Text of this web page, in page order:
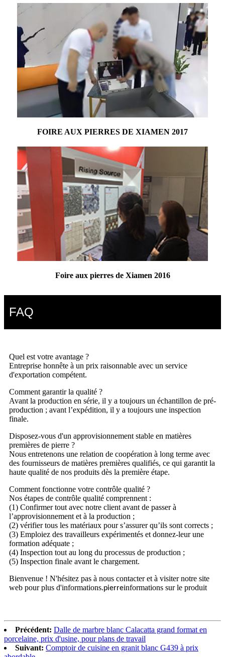
FOIRE AUX PIERRES DE XIAMEN 2017
Foire aux pierres de Xiamen 2016
FAQ
Quel est votre avantage ?
Entreprise honnête à un prix raisonnable avec un service
d'exportation compétent.
Comment garantir la qualité ?
Avant la production en série, il y a toujours un échantillon de pré-
production ; avant l’expédition, il y a toujours une inspection
finale.
Disposez-vous d'un approvisionnement stable en matières
premières de pierre ?
Nous entretenons une relation de coopération à long terme avec
des fournisseurs de matières premières qualifiés, ce qui garantit la
haute qualité de nos produits dès la première étape.
Comment fonctionne votre contrôle qualité ?
Nos étapes de contrôle qualité comprennent :
(1) Confirmer tout avec notre client avant de passer à
l’approvisionnement et à la production ;
(2) vérifier tous les matériaux pour s’assurer qu’ils sont corrects ;
(3) Emploiez des travailleurs expérimentés et donnez-leur une
formation adéquate ;
(4) Inspection tout au long du processus de production ;
(5) Inspection finale avant le chargement.
Bienvenue ! N'hésitez pas à nous contacter et à visiter notre site
web pour plus d'informations.pierreinformations sur le produit
Précédent: Dalle de marbre blanc Calacatta grand format en
porcelaine, prix d'usine, pour plans de travail
Suivant: Comptoir de cuisine en granit blanc G439 à prix